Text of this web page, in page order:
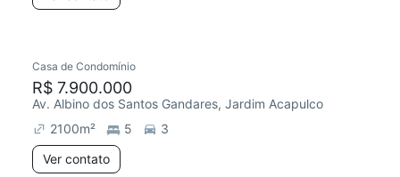
Casa de Condomínio
R$ 7.900.000
Av. Albino dos Santos Gandares, Jardim Acapulco
2100m² 5
3
Ver contato